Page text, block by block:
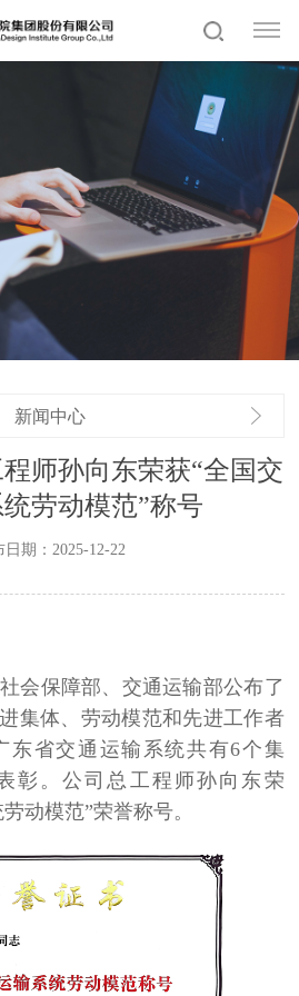
新闻中心
师孙向东荣获“全国交
劳动模范”称号
日期：2025-12-22
会保障部、交通运输部公布了
集体、劳动模范和先进工作者
东省交通运输系统共有6个集
彰。公司总工程师孙向东荣
动模范”荣誉称号。